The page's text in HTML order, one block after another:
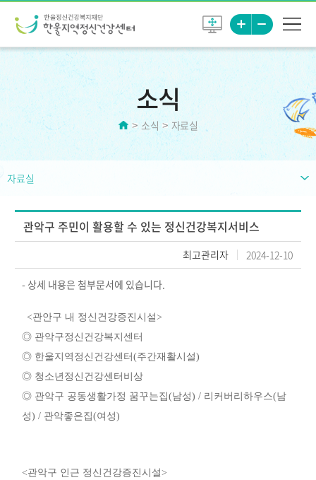
소식
소식 자료실
자료실
관악구 주민이 활용할 수 있는 정신건강복지서비스
최고관리자 2024-12-10
- 상세 내용은 첨부문서에 있습니다.
<관안구 내 정신건강증진시설>
◎ 관악구정신건강복지센터
◎ 한울지역정신건강센터 (주간재활시설)
◎ 청소년정신건강센터비상
◎ 관악구 공동생활가정 꿈꾸는집(남성) / 리커버리하우스(남
성) / 관악좋은집(여성)
<관악구 인근 정신건강증진시설>